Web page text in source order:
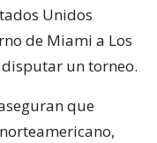
Unidos
de Miami a Los
un torneo.
que